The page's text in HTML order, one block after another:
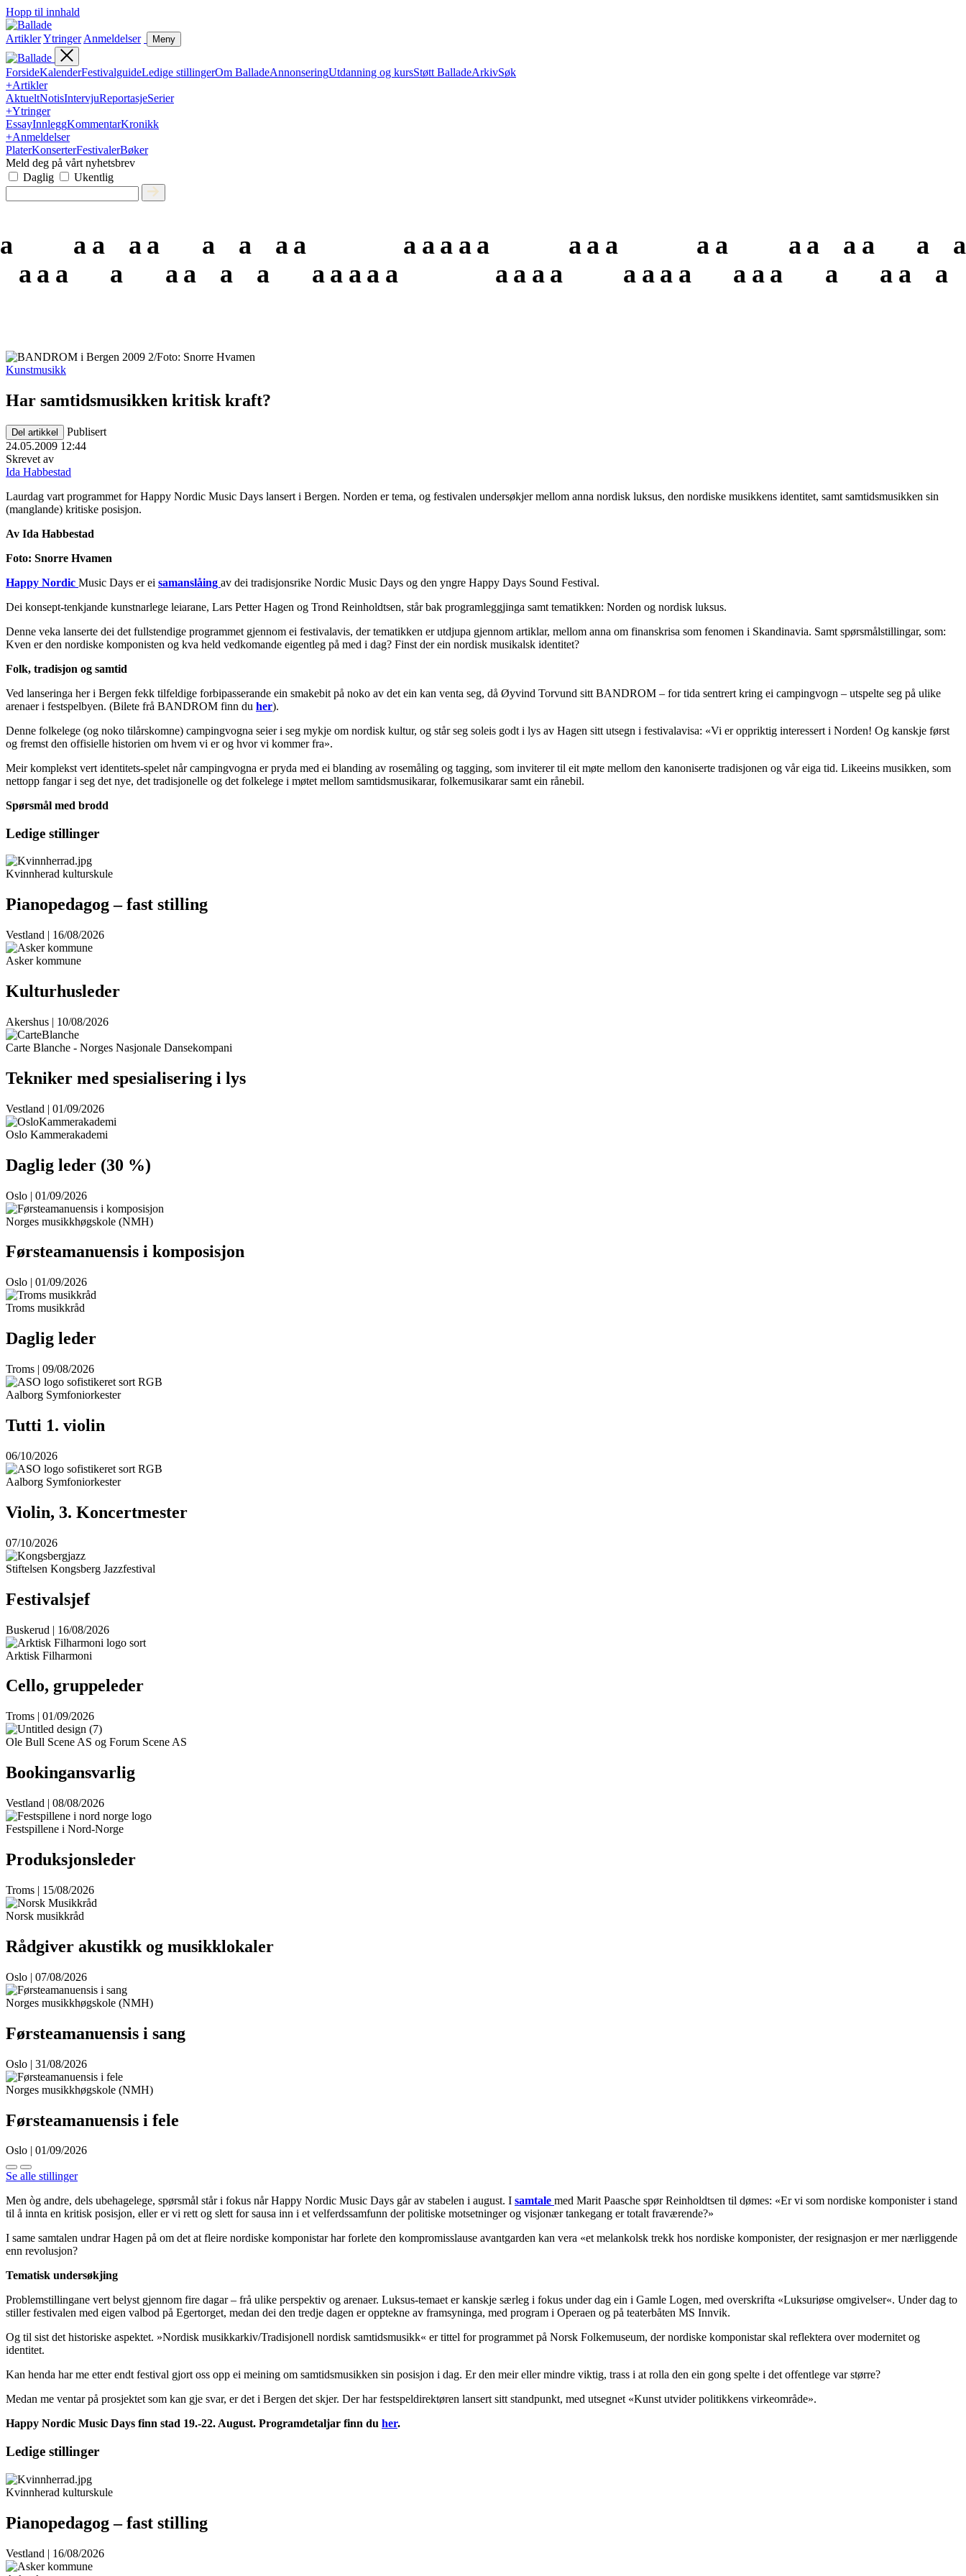
Hopp til innhald
ArtiklerYtringer Anmeldelser Meny
ForsideKalenderFestivalguideLedige stillingerOm BalladeAnnonseringUtdanning og kursStøtt BalladeArkivSøk
+Artikler
AktueltNotisIntervjuReportasjeSerier
+Ytringer
EssayInnleggKommentarKronikk
+Anmeldelser
PlaterKonserterFestivalerBøker
Meld deg på vårt nyhetsbrev
Daglig
Ukentlig
a
a
a
a
a
Kunstmusikk
Har samtidsmusikken kritisk kraft?
Del artikkel
Publisert
24.05.2009 12:44
Skrevet av
Ida Habbestad
Laurdag vart programmet for Happy Nordic Music Days lansert i Bergen. Norden er tema, og festivalen undersøkjer mellom anna nordisk luksus, den nordiske musikkens identitet, samt samtidsmusikken sin
(manglande) kritiske posisjon.
Av Ida Habbestad
Foto: Snorre Hvamen
Happy Nordic Music Days er ei samanslåing av dei tradisjonsrike Nordic Music Days og den yngre Happy Days Sound Festival.
Dei konsept-tenkjande kunstnarlege leiarane, Lars Petter Hagen og Trond Reinholdtsen, står bak programleggjinga samt tematikken: Norden og nordisk luksus.
Denne veka lanserte dei det fullstendige programmet gjennom ei festivalavis, der tematikken er utdjupa gjennom artiklar, mellom anna om finanskrisa som fenomen i Skandinavia. Samt spørsmålstillingar, som:
Kven er den nordiske komponisten og kva held vedkomande eigentleg på med i dag? Finst der ein nordisk musikalsk identitet?
Folk, tradisjon og samtid
Ved lanseringa her i Bergen fekk tilfeldige forbipasserande ein smakebit på noko av det ein kan venta seg, då Øyvind Torvund sitt BANDROM – for tida sentrert kring ei campingvogn – utspelte seg på ulike
arenaer i festspelbyen. (Bilete frå BANDROM finn du her).
Denne folkelege (og noko tilårskomne) campingvogna seier i seg mykje om nordisk kultur, og står seg soleis godt i lys av Hagen sitt utsegn i festivalavisa: «Vi er oppriktig interessert i Norden! Og kanskje først
og fremst den offisielle historien om hvem vi er og hvor vi kommer fra».
Meir komplekst vert identitets-spelet når campingvogna er pryda med ei blanding av rosemåling og tagging, som inviterer til eit møte mellom den kanoniserte tradisjonen og vår eiga tid. Likeeins musikken, som
nettopp fangar i seg det nye, det tradisjonelle og det folkelege i møtet mellom samtidsmusikarar, folkemusikarar samt ein rånebil.
Spørsmål med brodd
Ledige stillinger
Kvinnherad kulturskule
Pianopedagog – fast stilling
Vestland | 16/08/2026
Asker kommune
Kulturhusleder
Akershus | 10/08/2026
Carte Blanche - Norges Nasjonale Dansekompani
Tekniker med spesialisering i lys
Vestland | 01/09/2026
Oslo Kammerakademi
Daglig leder (30 %)
Oslo | 01/09/2026
Norges musikkhøgskole (NMH)
Førsteamanuensis i komposisjon
Oslo | 01/09/2026
Troms musikkråd
Daglig leder
Troms | 09/08/2026
Aalborg Symfoniorkester
Tutti 1. violin
06/10/2026
Aalborg Symfoniorkester
Violin, 3. Koncertmester
07/10/2026
Stiftelsen Kongsberg Jazzfestival
Festivalsjef
Buskerud | 16/08/2026
Arktisk Filharmoni
Cello, gruppeleder
Troms | 01/09/2026
Ole Bull Scene AS og Forum Scene AS
Bookingansvarlig
Vestland | 08/08/2026
Festspillene i Nord-Norge
Produksjonsleder
Troms | 15/08/2026
Norsk musikkråd
Rådgiver akustikk og musikklokaler
Oslo | 07/08/2026
Norges musikkhøgskole (NMH)
Førsteamanuensis i sang
Oslo | 31/08/2026
Norges musikkhøgskole (NMH)
Førsteamanuensis i fele
Oslo | 01/09/2026
Se alle stillinger
Men òg andre, dels ubehagelege, spørsmål står i fokus når Happy Nordic Music Days går av stabelen i august. I samtale med Marit Paasche spør Reinholdtsen til dømes: «Er vi som nordiske komponister i stand
til å innta en kritisk posisjon, eller er vi rett og slett for sausa inn i et velferdssamfunn der politiske motsetninger og visjonær tankegang er totalt fraværende?»
I same samtalen undrar Hagen på om det at fleire nordiske komponistar har forlete den kompromisslause avantgarden kan vera «et melankolsk trekk hos nordiske komponister, der resignasjon er mer nærliggende
enn revolusjon?
Tematisk undersøkjing
Problemstillingane vert belyst gjennom fire dagar – frå ulike perspektiv og arenaer. Luksus-temaet er kanskje særleg i fokus under dag ein i Gamle Logen, med overskrifta «Luksuriøse omgivelser«. Under dag to
stiller festivalen med eigen valbod på Egertorget, medan dei den tredje dagen er opptekne av framsyninga, med program i Operaen og på teaterbåten MS Innvik.
Og til sist det historiske aspektet. »Nordisk musikkarkiv/Tradisjonell nordisk samtidsmusikk« er tittel for programmet på Norsk Folkemuseum, der nordiske komponistar skal reflektera over modernitet og
identitet.
Kan henda har me etter endt festival gjort oss opp ei meining om samtidsmusikken sin posisjon i dag. Er den meir eller mindre viktig, trass i at rolla den ein gong spelte i det offentlege var større?
Medan me ventar på prosjektet som kan gje svar, er det i Bergen det skjer. Der har festspeldirektøren lansert sitt standpunkt, med utsegnet «Kunst utvider politikkens virkeområde».
Happy Nordic Music Days finn stad 19.-22. August. Programdetaljar finn du her.
Ledige stillinger
Kvinnherad kulturskule
Pianopedagog – fast stilling
Vestland | 16/08/2026